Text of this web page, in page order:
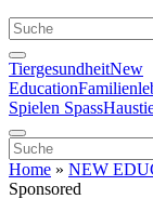
TiergesundheitNew
Education
Spielen Spass
Home » NEW
Sponsored